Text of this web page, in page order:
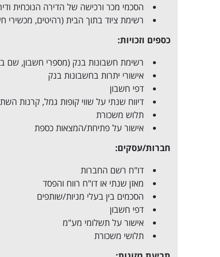
הסכמי מכר ורכישה של הדירה הנוכחית
רשימת ציוד בתוך הבית (רהיטים,
כספים וזכויות:
רשימת חשבונות בנק (מספרי חשבון, שם
אישורי יתרות בחשבונות בנק
דפי חשבון
דיווח שנתי על שווי קופות גמל, קרנות
תלוש משכורת
אישור על פתיחת/המצאות כספת
חברות/עסקים:
דו"ח רשם החברות
מאזן שנתי או דו"ח רווח והפסד
הסכמים בין בעלי מניות/שותפים
דפי חשבון
אישור על תשלומי מע"מ
תלושי משכורת